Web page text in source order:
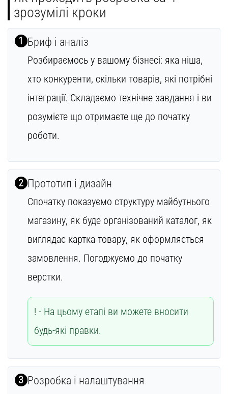
зрозумілі кроки
1 Бриф і аналіз
Розбираємось у вашому бізнесі: яка ніша,
хто конкуренти, скільки товарів, які потрібні
інтеграції. Складаємо технічне завдання і ви
розумієте що отримаєте ще до початку
роботи.
2 Прототип і дизайн
Спочатку показуємо структуру майбутнього
магазину, як буде організований каталог, як
виглядає картка товару, як оформляється
замовлення. Погоджуємо до початку
верстки.
На цьому етапі ви можете вносити
будь-які правки.
3 Розробка і налаштування